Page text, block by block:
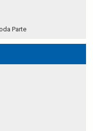
Parte